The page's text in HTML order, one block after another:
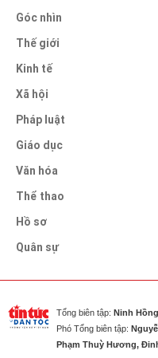
Góc nhìn
Thế giới
Kinh tế
Xã hội
Pháp luật
Giáo dục
Văn hóa
Thể thao
Hồ sơ
Quân sự
Tổng biên tập: Ninh
Phó Tổng biên tập:
Phạm Thuỳ Hương,